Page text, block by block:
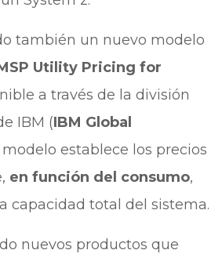
también un nuevo modelo
Utility Pricing for
a través de la división
IBM (IBM Global
modelo establece los precios
en función del consumo,
capacidad total del sistema.
nuevos productos que